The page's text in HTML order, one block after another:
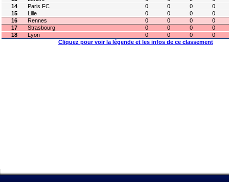
14
Paris FC 0 0 0
0
15
Lille 0 0 0
0
16
Rennes 0 0 0
0
17
Strasbourg 0 0 0
0
18
Lyon 0 0 0
0
Cliquez pour voir la légende et les infos de ce classement